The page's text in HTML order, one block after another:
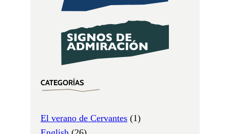
CATEGORÍAS
El verano de Cervantes (1)